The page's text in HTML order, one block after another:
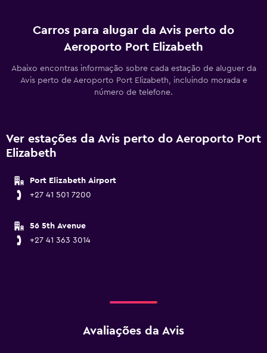
Carros para alugar da Avis perto do
Aeroporto Port Elizabeth
Abaixo encontras informação sobre cada estação de aluguer da
Avis perto de Aeroporto Port Elizabeth, incluindo morada e
número de telefone.
Ver estações da Avis perto do Aeroporto Port
Elizabeth
Port Elizabeth Airport
+27 41 501 7200
56 5th Avenue
+27 41 363 3014
Avaliações da Avis